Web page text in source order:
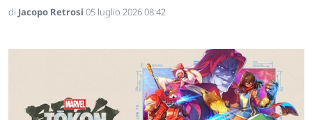
di Jacopo Retrosi 05 luglio 2026 08:42